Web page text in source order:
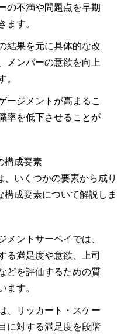
の不満や問題点を早期
ます。
結果を元に具体的な改
メンバーの意欲を向上
。
ージメントが高まるこ
率を低下させることが
構成要素
いくつかの要素から成り
成要素について解説しま
メントサーベイでは、
る満足度や意欲、上司
どを評価するための質
ます。
、リッカート・スケー
に対する満足度を段階